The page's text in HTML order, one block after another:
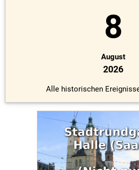
8
August
2026
Alle historischen